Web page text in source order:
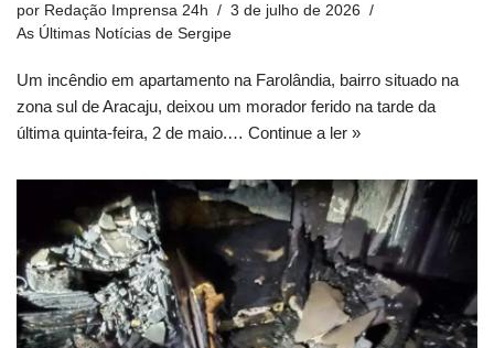
por Redação Imprensa 24h
3 de julho de 2026
As Últimas Notícias de Sergipe
Um incêndio em apartamento na Farolândia, bairro situado na
zona sul de Aracaju, deixou um morador ferido na tarde da
última quinta-feira, 2 de maio.… Continue a ler »